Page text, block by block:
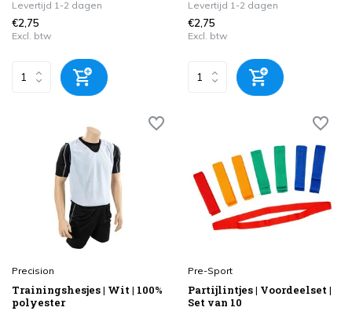
Levertijd 1-2 dagen
€2,75
Excl. btw
Levertijd 1-2 dagen
€2,75
Excl. btw
Precision
Trainingshesjes | Wit | 100%
polyester
Pre-Sport
Partijlintjes | Voordeelset |
Set van 10